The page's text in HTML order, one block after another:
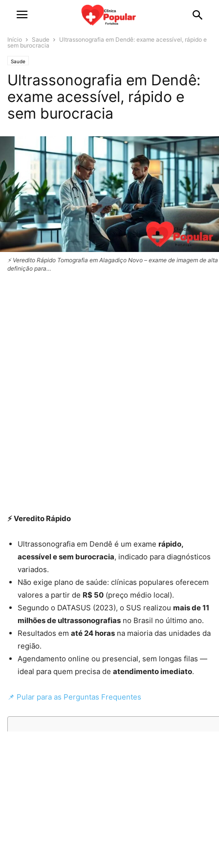
Início Saude
Ultrassonografia em Dendê: exame acessível, rápido e
sem burocracia
Saude
Ultrassonografia em Dendê:
exame acessível, rápido e
sem burocracia
⚡ Veredito Rápido Tomografia em Alagadiço Novo – exame de imagem de alta
definição para…
⚡ Veredito Rápido
Ultrassonografia em Dendê é um exame rápido,
acessível e sem burocracia, indicado para diagnósticos
variados.
Não exige plano de saúde: clínicas populares oferecem
valores a partir de R$ 50 (preço médio local).
Segundo o DATASUS (2023), o SUS realizou mais de 11
milhões de ultrassonografias no Brasil no último ano.
Resultados em até 24 horas na maioria das unidades da
região.
Agendamento online ou presencial, sem longas filas —
ideal para quem precisa de atendimento imediato.
📌 Pular para as Perguntas Frequentes